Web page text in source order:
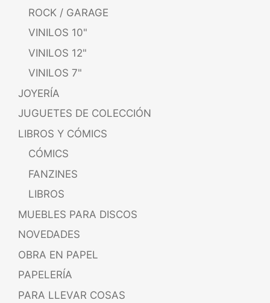
ROCK / GARAGE
VINILOS 10"
VINILOS 12"
VINILOS 7"
JOYERÍA
JUGUETES DE COLECCIÓN
LIBROS Y CÓMICS
CÓMICS
FANZINES
LIBROS
MUEBLES PARA DISCOS
NOVEDADES
OBRA EN PAPEL
PAPELERÍA
PARA LLEVAR COSAS